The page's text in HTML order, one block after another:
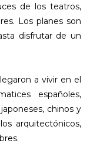
de los teatros,
Los planes son
disfrutar de un
a vivir en el
españoles,
chinos y
arquitectónicos,